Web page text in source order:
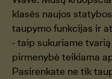
klasės naujos
taupymo funkcijas ir
- taip sukuriame
pirmenybė teikiama
Pasirenkate ne tik